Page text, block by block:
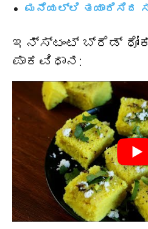
ಮನೆಯಲ್ಲಿ ತಯಾರಿಸಿದ
ಇನ್ಸ್ಟಂಟ್ ಬ್ರೆಡ್
ಪಾಕವಿಧಾನ: